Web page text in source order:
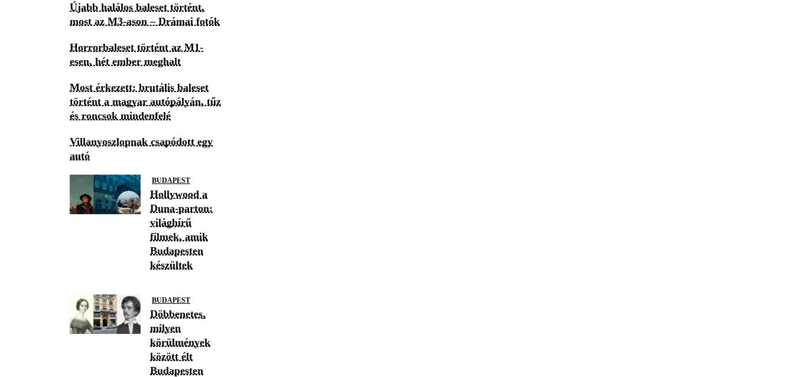
Újabb halálos baleset történt,
most az M3-ason – Drámai fotók
Horrorbaleset történt az M1-
esen, hét ember meghalt
Most érkezett: brutális baleset
történt a magyar autópályán, tűz
és roncsok mindenfelé
Villanyoszlopnak csapódott egy
autó
BUDAPEST
Hollywood a
Duna-parton:
világhírű
filmek, amik
Budapesten
készültek
BUDAPEST
Döbbenetes,
milyen
körülmények
között élt
Budapesten